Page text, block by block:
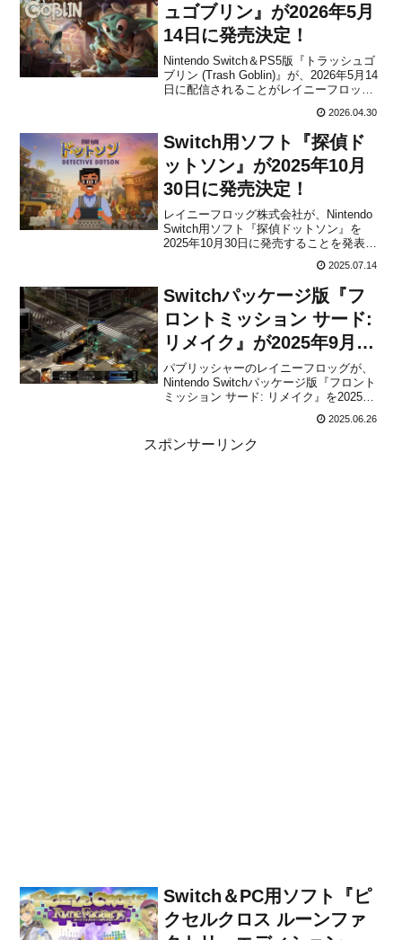
ュゴブリン』が2026年5月
14日に発売決定！
Nintendo Switch＆PS5版『トラッシュゴ
ブリン (Trash Goblin)』が、2026年5月14
日に配信されることがレイニーフロッグ
売で、Switch版の販売価格は1,999円(税
込)に設定されています。紹介映像も公開
されてい...
2026.04.30
Switch用ソフト『探偵ド
ットソン』が2025年10月
30日に発売決定！
レイニーフロッグ株式会社が、Nintendo
Switch用ソフト『探偵ドットソン』を
2025年10月30日に発売することを発表し
ました。本作は、「Bollywood」を夢見る
探偵「ドットソン」が、インドのカラフ
ルな街を舞台に繰り広げていく、心温ま
るミステリーアドベンチャーゲーム...
2025.07.14
Switchパッケージ版『フ
ロントミッション サード:
リメイク』が2025年9月18
日に発売決定！
パブリッシャーのレイニーフロッグが、
Nintendo Switchパッケージ版『フロント
ミッション サード: リメイク』を2025年9
ダウンロード版は本日2025年6月26日か
らForever Entertainmentより配信開始と
なってま...
2025.06.26
スポンサーリンク
Switch＆PC用ソフト『ピ
クセルクロス ルーンファ